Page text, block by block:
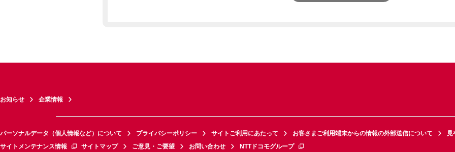
お知らせ 企業情報
パーソナルデータ（個人情報など）について プライバシーポリシー サイトご利用にあたって お客さまご利用端末からの情報の外部送信について
見
サイトメンテナンス情報
サイトマップ ご意見・ご要望 お問い合わせ NTTドコモグループ